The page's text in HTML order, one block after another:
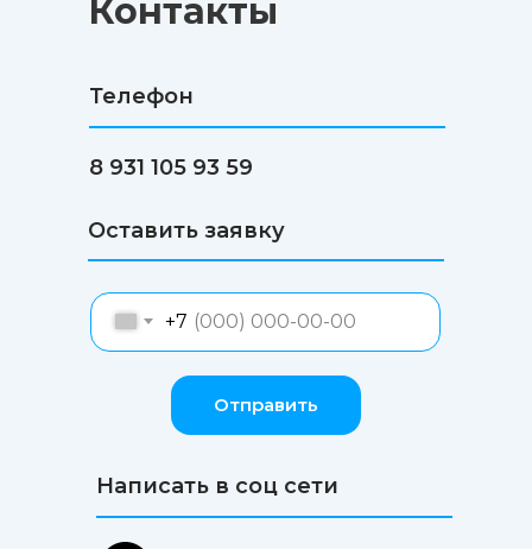
Контакты
Телефон
8 931 105 93 59
Оставить заявку
+7
Отправить
Написать в соц сети